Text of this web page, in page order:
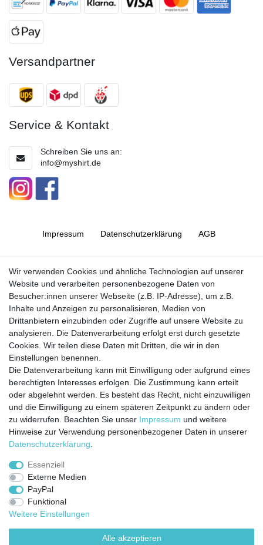
Versandpartner
Service & Kontakt
Schreiben Sie uns an:
info@myshirt.de
Impressum Daten­schutz­erklärung AGB
Barrierefreiheitserklärung Widerrufs­recht
Vertrag widerrufen Kontakt
Jetzt anmelden und auf dem Laufenden
bleiben!
Sie wollen keine Neuigkeiten verpassen?
Dann melden Sie sich noch heute zu unserem Newsletter an:
VORNAME
E-MAIL **
Newsletter
Honig
Ich stimme zu, dass meine personenbezogenen Daten genutzt werden, um
Wir verwenden Cookies und ähnliche Technologien auf unserer
Website und verarbeiten personenbezogene Daten von
Besucher:innen unserer Webseite (z.B. IP-Adresse), um z.B.
Inhalte und Anzeigen zu personalisieren, Medien von
Drittanbietern einzubinden oder Zugriffe auf unsere Website zu
analysieren. Die Datenverarbeitung erfolgt erst durch gesetzte
Cookies. Wir teilen diese Daten mit Dritten, die wir in den
Einstellungen benennen.
Die Datenverarbeitung kann mit Einwilligung oder aufgrund eines
berechtigten Interesses erfolgen. Die Zustimmung kann erteilt
oder abgelehnt werden. Es besteht das Recht, nicht einzuwilligen
und die Einwilligung zu einem späteren Zeitpunkt zu ändern oder
zu widerrufen. Beachten Sie unser Impressum und weitere
Hinweise zur Verwendung personenbezogener Daten in unserer
Daten­schutz­erklärung
Essenziell
Externe Medien
PayPal
Funktional
Weitere Einstellungen
Alle akzeptieren